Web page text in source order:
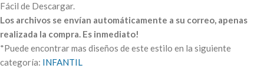
Fácil de Descargar.
Los archivos se envían automáticamente a su correo, apenas
realizada la compra. Es inmediato!
*Puede encontrar mas diseños de este estilo en la siguiente
categoría: INFANTIL